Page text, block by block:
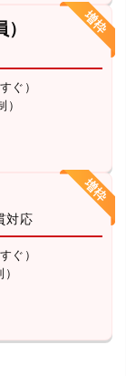
ぐ）
対応
ぐ）